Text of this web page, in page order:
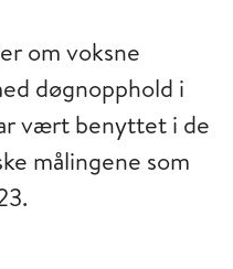
om voksne
døgnopphold i
vært benyttet i de
målingene som